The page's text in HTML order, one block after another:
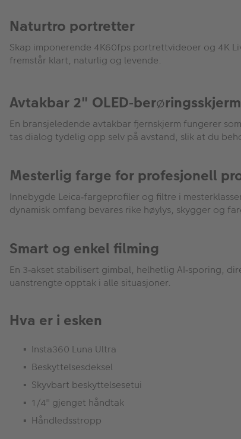
Naturtro portretter
Skap imponerende 4K60fps portrettvideoer og 4K
fremstår klart, naturlig og levende.
Avtakbar 2" OLED‑berøringsskjerm
En bransjeledende avtakbar fjernskjerm fungerer
tas dialog tydelig opp selv på avstand, slik at du
Mesterlig farge for profesjonell
Innebygde Leica‑fargeprofiler og filtre i
dynamisk omfang bevares rike høylys, skygger og
Smart og enkel filming
En 3‑akset stabilisert gimbal, helhetlig AI‑sporing,
uanstrengte opptak i alle situasjoner.
Hva er i esken
Insta360 Luna Ultra
Beskyttelsesdeksel
Skyvbart beskyttelsesetui
1/4" gjenget håndtak
Håndledsstropp